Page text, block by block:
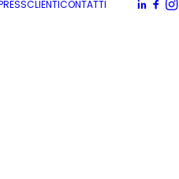
CLIENTICONTATTI